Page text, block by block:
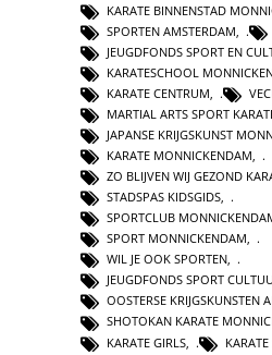
KARATE BINNENSTAD
SPORTEN AMSTERDAM
JEUGDFONDS SPORT EN
KARATESCHOOL
KARATE CENTRUM
MARTIAL ARTS SPORT
JAPANSE KRIJGSKUNST
KARATE MONNICKENDAM
ZO BLIJVEN WIJ GEZOND
STADSPAS KIDSGIDS,
SPORTCLUB
SPORT MONNICKENDAM,
WIL JE OOK SPORTEN,
JEUGDFONDS SPORT
OOSTERSE KRIJGSKUNSTEN
SHOTOKAN KARATE
KARATE GIRLS